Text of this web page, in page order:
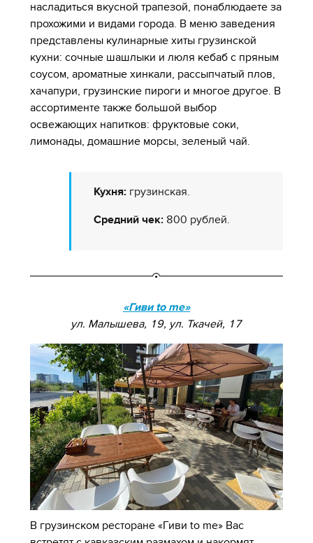
насладиться вкусной трапезой, понаблюдаете за
прохожими и видами города. В меню заведения
представлены кулинарные хиты грузинской
кухни: сочные шашлыки и люля кебаб с пряным
соусом, ароматные хинкали, рассыпчатый плов,
хачапури, грузинские пироги и многое другое. В
ассортименте также большой выбор
освежающих напитков: фруктовые соки,
лимонады, домашние морсы, зеленый чай.
Кухня: грузинская.
Средний чек: 800 рублей.
«Гиви to me»
ул. Малышева, 19, ул. Ткачей, 17
В грузинском ресторане «Гиви to me» Вас